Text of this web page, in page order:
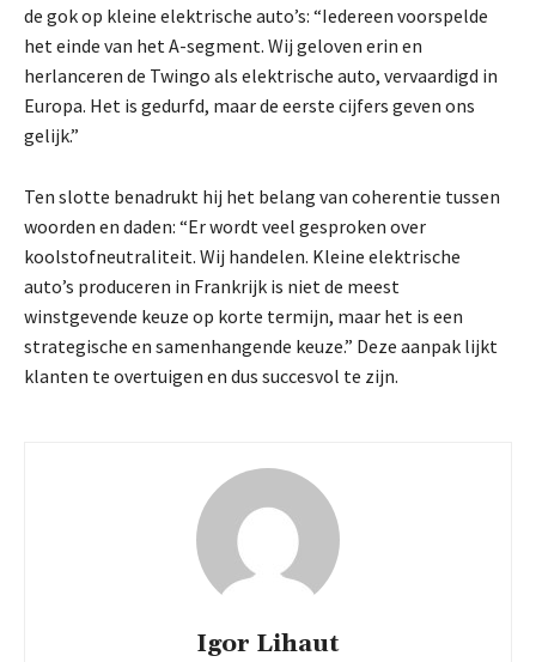
de gok op kleine elektrische auto’s: “Iedereen voorspelde
het einde van het A-segment. Wij geloven erin en
herlanceren de Twingo als elektrische auto, vervaardigd in
Europa. Het is gedurfd, maar de eerste cijfers geven ons
gelijk.”
Ten slotte benadrukt hij het belang van coherentie tussen
woorden en daden: “Er wordt veel gesproken over
koolstofneutraliteit. Wij handelen. Kleine elektrische
auto’s produceren in Frankrijk is niet de meest
winstgevende keuze op korte termijn, maar het is een
strategische en samenhangende keuze.” Deze aanpak lijkt
klanten te overtuigen en dus succesvol te zijn.
Igor Lihaut